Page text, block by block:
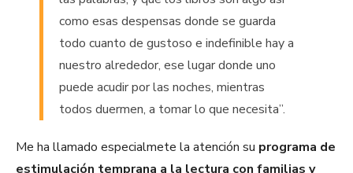
como esas despensas donde se guarda
todo cuanto de gustoso e indefinible hay a
nuestro alrededor, ese lugar donde uno
puede acudir por las noches, mientras
todos duermen, a tomar lo que necesita”.
Me ha llamado especialmete la atención su programa de
estimulación temprana a la lectura con familias y